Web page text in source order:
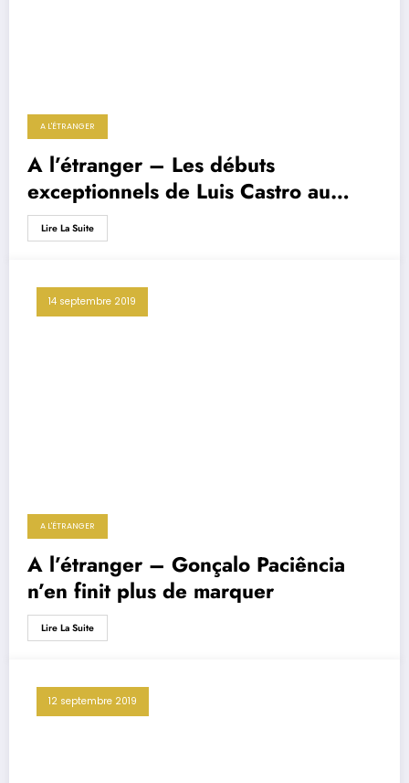
A L'ÉTRANGER
A l’étranger – Les débuts
exceptionnels de Luis Castro au
Shakhtar
Lire La Suite
14 septembre 2019
A L'ÉTRANGER
A l’étranger – Gonçalo Paciência
n’en finit plus de marquer
Lire La Suite
12 septembre 2019